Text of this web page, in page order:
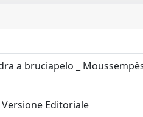
a bruciapelo _
Editoriale